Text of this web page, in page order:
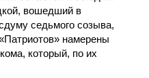
вошедший в
седьмого созыва,
намерены
который, по их